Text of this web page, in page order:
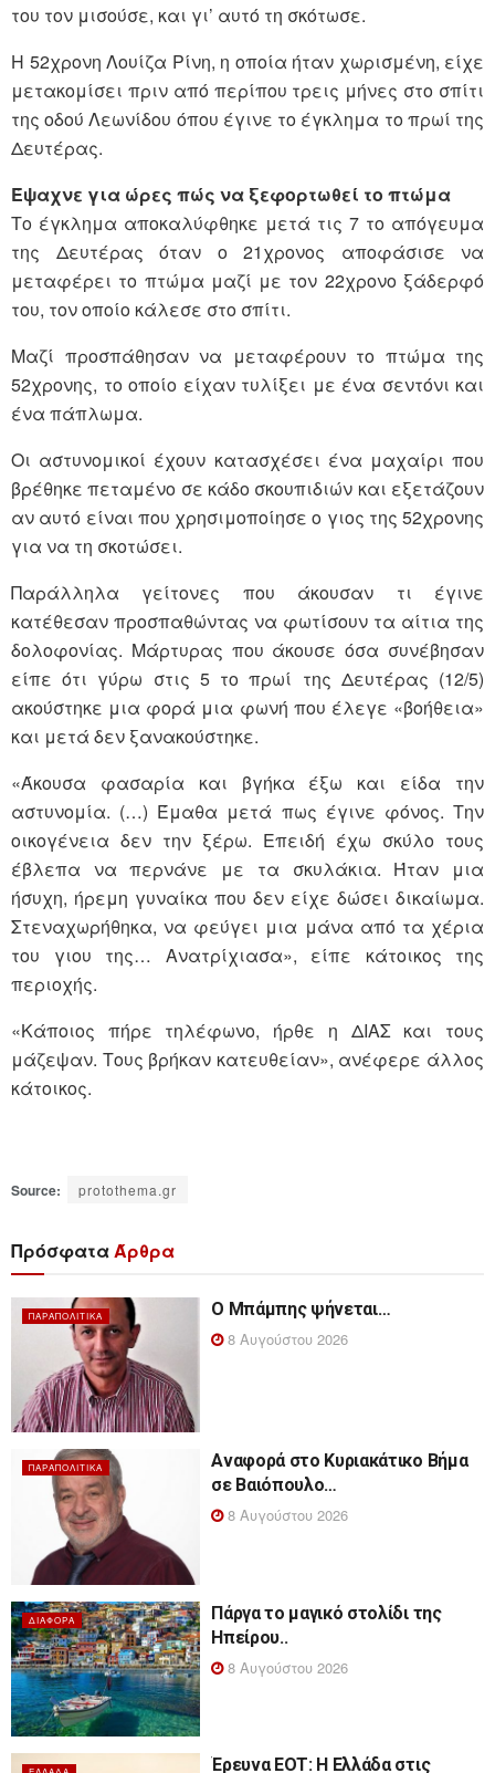
του τον μισούσε, και γι’ αυτό τη σκότωσε.
Η 52χρονη Λουίζα Ρίνη, η οποία ήταν χωρισμένη, είχε
μετακομίσει πριν από περίπου τρεις μήνες στο σπίτι
της οδού Λεωνίδου όπου έγινε το έγκλημα το πρωί της
Δευτέρας.
Έψαχνε για ώρες πώς να ξεφορτωθεί το πτώμα
Το έγκλημα αποκαλύφθηκε μετά τις 7 το απόγευμα
της Δευτέρας όταν ο 21χρονος αποφάσισε να
μεταφέρει το πτώμα μαζί με τον 22χρονο ξάδερφό
του, τον οποίο κάλεσε στο σπίτι.
Μαζί προσπάθησαν να μεταφέρουν το πτώμα της
52χρονης, το οποίο είχαν τυλίξει με ένα σεντόνι και
ένα πάπλωμα.
Οι αστυνομικοί έχουν κατασχέσει ένα μαχαίρι που
βρέθηκε πεταμένο σε κάδο σκουπιδιών και εξετάζουν
αν αυτό είναι που χρησιμοποίησε ο γιος της 52χρονης
για να τη σκοτώσει.
Παράλληλα γείτονες που άκουσαν τι έγινε
κατέθεσαν προσπαθώντας να φωτίσουν τα αίτια της
δολοφονίας. Μάρτυρας που άκουσε όσα συνέβησαν
είπε ότι γύρω στις 5 το πρωί της Δευτέρας (12/5)
ακούστηκε μια φορά μια φωνή που έλεγε «βοήθεια»
και μετά δεν ξανακούστηκε.
«Άκουσα φασαρία και βγήκα έξω και είδα την
αστυνομία. (…) Έμαθα μετά πως έγινε φόνος. Την
οικογένεια δεν την ξέρω. Επειδή έχω σκύλο τους
έβλεπα να περνάνε με τα σκυλάκια. Ήταν μια
ήσυχη, ήρεμη γυναίκα που δεν είχε δώσει δικαίωμα.
Στεναχωρήθηκα, να φεύγει μια μάνα από τα χέρια
του γιου της… Ανατρίχιασα», είπε κάτοικος της
περιοχής.
«Κάποιος πήρε τηλέφωνο, ήρθε η ΔΙΑΣ και τους
μάζεψαν. Τους βρήκαν κατευθείαν», ανέφερε άλλος
κάτοικος.
Source: protothema.gr
ΠρόσφαταΆρθρα
ΠΑΡΑΠΟΛΙΤΙΚΆ
Ο Μπάμπης ψήνεται…
8 Αυγούστου 2026
ΠΑΡΑΠΟΛΙΤΙΚΆ
Αναφορά στο Κυριακάτικο Βήμα
σε Βαιόπουλο…
8 Αυγούστου 2026
ΔΙΆΦΟΡΑ
Πάργα το μαγικό στολίδι της
Ηπείρου..
8 Αυγούστου 2026
Έρευνα ΕΟΤ: Η Ελλάδα στις